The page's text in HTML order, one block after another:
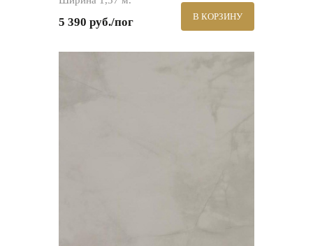
5 390 руб./пог В КОРЗИНУ